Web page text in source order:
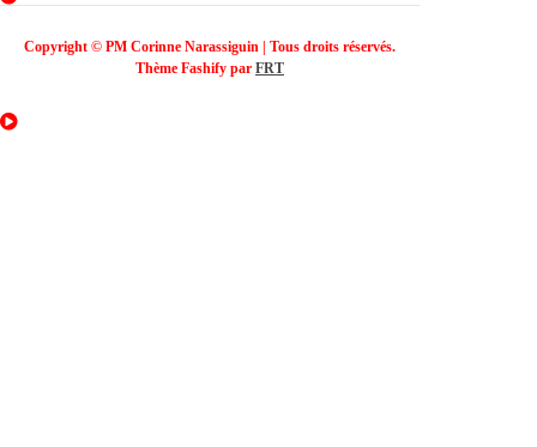
Copyright © PM Corinne Narassiguin | Tous droits réservés.
Thème Fashify par FRT